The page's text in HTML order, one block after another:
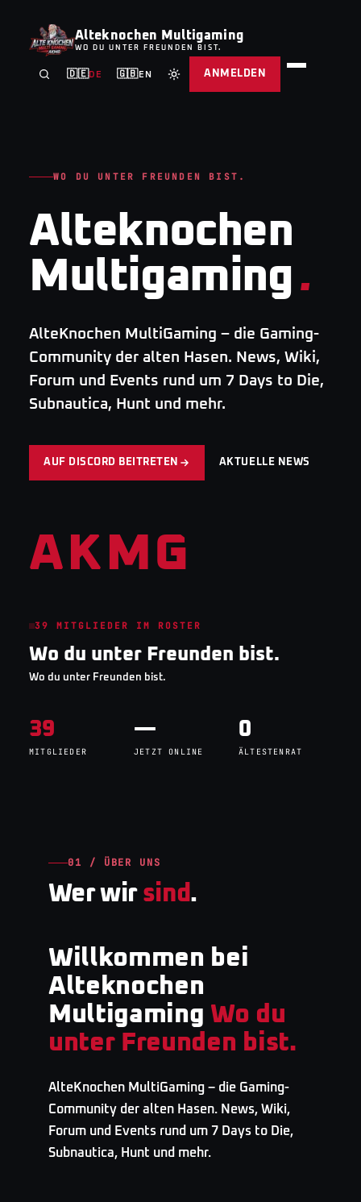
Alteknochen Multigaming
WO DU UNTER FREUNDEN BIST.
🇩🇪DE 🇬🇧EN ANMELDEN
WO DU UNTER FREUNDEN BIST.
Alteknochen
Multigaming.
AlteKnochen MultiGaming – die Gaming-
Community der alten Hasen. News, Wiki,
Forum und Events rund um 7 Days to Die,
Subnautica, Hunt und mehr.
AUF DISCORD BEITRETEN AKTUELLE NEWS
AKMG
39 MITGLIEDER IM ROSTER
Wo du unter Freunden bist.
Wo du unter Freunden bist.
39
MITGLIEDER
—
JETZT ONLINE
0
ÄLTESTENRAT
01 / ÜBER UNS
Wer wir sind.
Willkommen bei
Alteknochen
Multigaming Wo du
unter Freunden bist.
AlteKnochen MultiGaming – die Gaming-
Community der alten Hasen. News, Wiki,
Forum und Events rund um 7 Days to Die,
Subnautica, Hunt und mehr.